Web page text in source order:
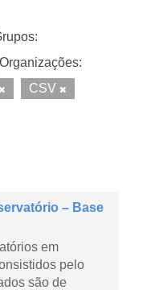
Organizações:
CSV
– Base
em
pelo
são de